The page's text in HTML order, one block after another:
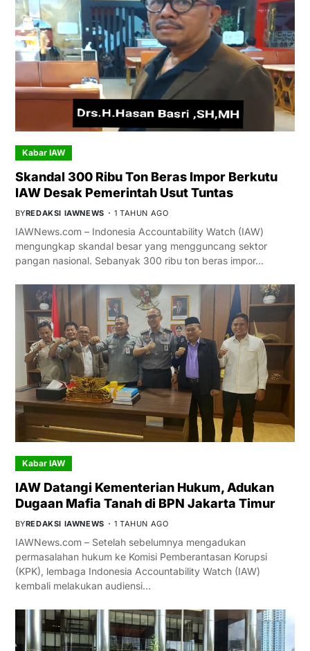
Kabar IAW
Skandal 300 Ribu Ton Beras Impor Berkutu
IAW Desak Pemerintah Usut Tuntas
BYREDAKSI IAWNEWS 1 TAHUN AGO
IAWNews.com – Indonesia Accountability Watch (IAW)
mengungkap skandal besar yang mengguncang sektor
pangan nasional. Sebanyak 300 ribu ton beras impor…
Kabar IAW
IAW Datangi Kementerian Hukum, Adukan
Dugaan Mafia Tanah di BPN Jakarta Timur
BYREDAKSI IAWNEWS 1 TAHUN AGO
IAWNews.com – Setelah sebelumnya mengadukan
permasalahan hukum ke Komisi Pemberantasan Korupsi
(KPK), lembaga Indonesia Accountability Watch (IAW)
kembali melakukan audiensi…